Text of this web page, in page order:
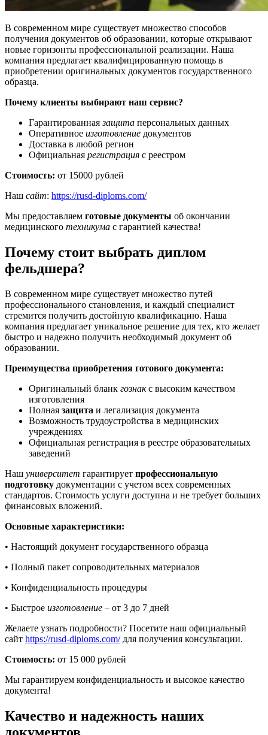
В современном мире существует множество способов
получения документов об образовании, которые открывают
новые горизонты профессиональной реализации. Наша
компания предлагает квалифицированную помощь в
приобретении оригинальных документов государственного
образца.
Почему клиенты выбирают наш сервис?
Гарантированнаязащита персональных данных
Оперативное изготовление документов
Доставка в любой регион
Официальная регистрация с реестром
Стоимость: от 15000 рублей
Наш сайт: https://rusd-diploms.com/
Мы предоставляем готовые документы об окончании
медицинского техникума с гарантией качества!
Почему стоит выбрать диплом
фельдшера?
В современном мире существует множество путей
профессионального становления, и каждый специалист
стремится получить достойную квалификацию. Наша
компания предлагает уникальное решение для тех, кто желает
быстро и надежно получить необходимый документ об
образовании.
Преимущества приобретения готового документа:
Оригинальный бланк гознакс высоким качеством
изготовления
Полная защита и легализация документа
Возможность трудоустройства в медицинских
учреждениях
Официальная регистрация в реестре образовательных
заведений
Наш университет гарантирует профессиональную
подготовку документации с учетом всех современных
стандартов. Стоимость услуги доступна и не требует больших
финансовых вложений.
Основные характеристики:
• Настоящий документ государственного образца
• Полный пакет сопроводительных материалов
• Конфиденциальность процедуры
• Быстрое изготовление – от 3 до 7 дней
Желаете узнать подробности? Посетите наш официальный
сайт https://rusd-diploms.com/для получения консультации.
Стоимость: от 15 000 рублей
Мы гарантируем конфиденциальность и высокое качество
документа!
Качество и надежность наших